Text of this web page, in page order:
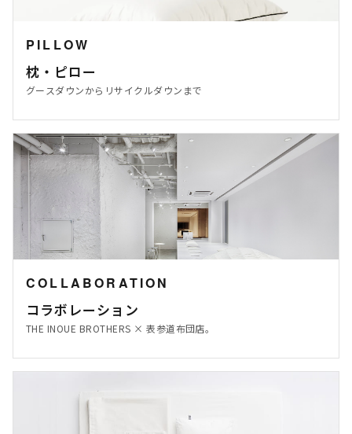
PILLOW
枕・ピロー
グースダウンからリサイクルダウンまで
COLLABORATION
コラボレーション
THE INOUE BROTHERS × 表参道布団店。